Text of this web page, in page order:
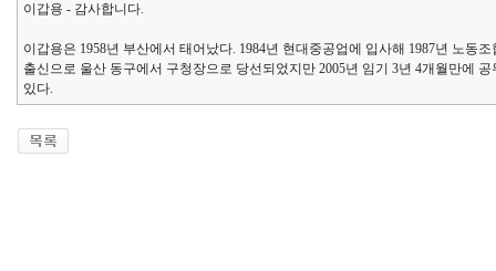
이갑용 - 감사합니다.
이갑용은 1958년 부산에서 태어났다. 1984년 현대중공업에 입사해 1987년 노동
출신으로 울산 동구에서 구청장으로 당선되었지만 2005년 임기 3년 4개월만에
있다.